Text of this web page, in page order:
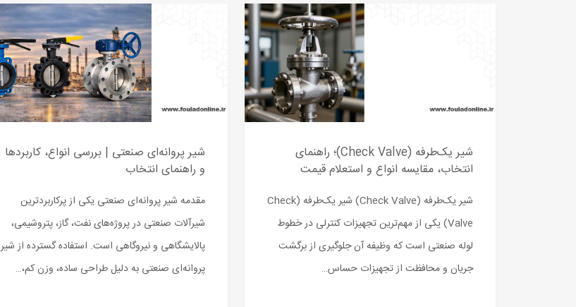
شیر یک‌طرفه (Check Valve)؛ راهنمای
انتخاب، مقایسه انواع و استعلام قیمت
شیر یک‌طرفه (Check Valve) شیر یک‌طرفه (Check
Valve) یکی از مهم‌ترین تجهیزات کنترلی در خطوط
لوله صنعتی است که وظیفه آن جلوگیری از برگشت
جریان و محافظت از تجهیزات حساس…
شیر پروانه‌ای صنعتی | بررسی انواع، کاربردها
و راهنمای انتخاب
مقدمه شیر پروانه‌ای صنعتی یکی از پرکاربردترین
شیرآلات صنعتی در پروژه‌های نفت، گاز، پتروشیمی،
پالایشگاهی و نیروگاهی است. استفاده گسترده از شیر
پروانه‌ای صنعتی به دلیل طراحی ساده، وزن کم،…